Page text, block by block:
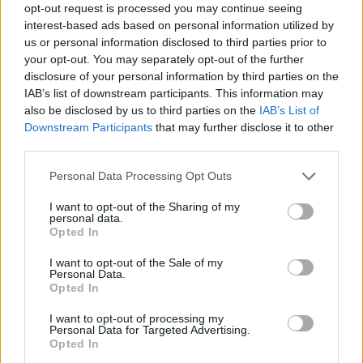
opt-out request is processed you may continue seeing
interest-based ads based on personal information utilized by
us or personal information disclosed to third parties prior to
your opt-out. You may separately opt-out of the further
disclosure of your personal information by third parties on the
IAB’s list of downstream participants. This information may
also be disclosed by us to third parties on the IAB’s List of
Downstream Participants that may further disclose it to other
Personal Data Processing Opt Outs
I want to opt-out of the Sharing of my
personal data.
Opted In
I want to opt-out of the Sale of my
Personal Data.
Opted In
I want to opt-out of processing my
Personal Data for Targeted Advertising.
Opted In
Ukraina arrin marrëveshje
me SHBA-në për furnizime
mujore me raketa Patriot
Videoja e rrallë e liderit
suprem publikohet nga
Irani, mister mbi
shëndetin e Mojtaba
Khameneit
Zelensky kërkon më
shumë sisteme të
që vjen drejt nesh vret
Zelensky pas takimit me
do ta njohë Kosovën
të fundit